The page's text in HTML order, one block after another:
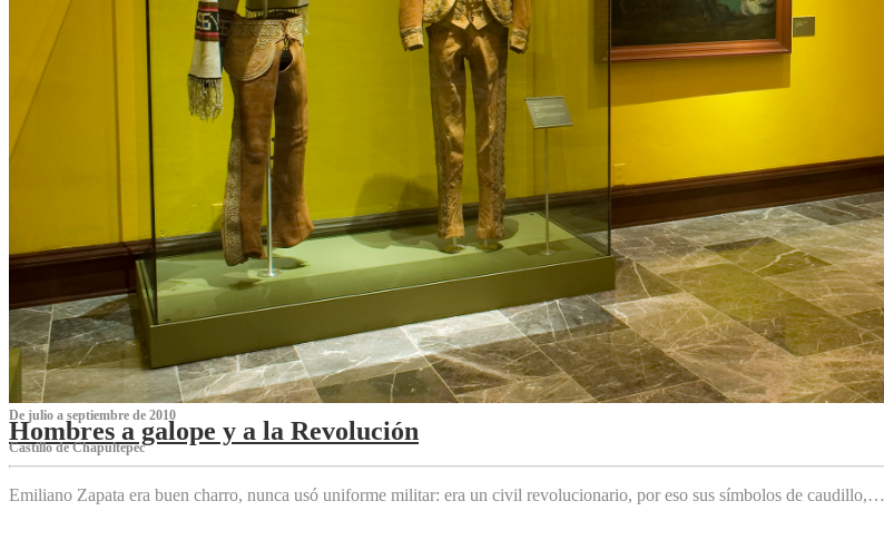
De julio a septiembre de 2010
Hombres a galope y a la Revolución
Castillo de Chapultepec
Emiliano Zapata era buen charro, nunca usó uniforme militar: era un civil revolucionario, por eso sus símbolos de caudillo,…